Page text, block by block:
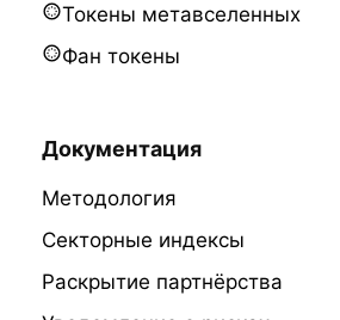
Токены метавселенных
Фан токены
Документация
Методология
Секторные индексы
Раскрытие партнёрства